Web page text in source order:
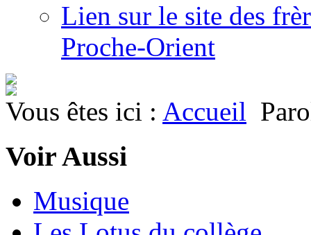
Lien sur le site des
Proche-Orient
Vous êtes ici : Accueil
Voir Aussi
Musique